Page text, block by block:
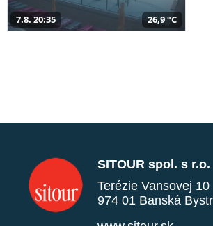
7.8. 20:35 26,9 °C
SITOUR spol. s r.o.
Terézie Vansovej 10
974 01 Banská